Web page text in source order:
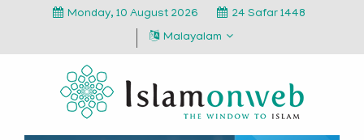
Monday, 10 August 2026
24 Safar 1448
Malayalam